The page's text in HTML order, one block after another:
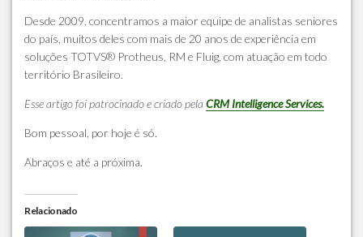
Desde 2009, concentramos a maior equipe de analistas seniores
do país, muitos deles com mais de 20 anos de experiência em
soluções TOTVS® Protheus, RM e Fluig, com atuação em todo
território Brasileiro.
Esse artigo foi patrocinado e criado pela CRM Intelligence Services.
Bom pessoal, por hoje é só.
Abraços e até a próxima.
Relacionado